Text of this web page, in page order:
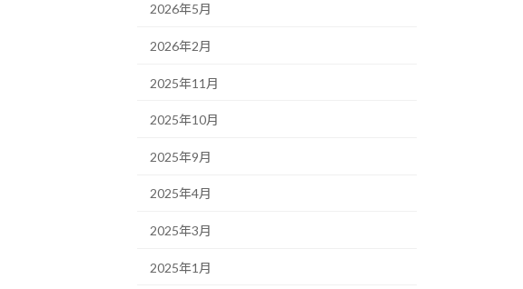
2026年5月
2026年2月
2025年11月
2025年10月
2025年9月
2025年4月
2025年3月
2025年1月